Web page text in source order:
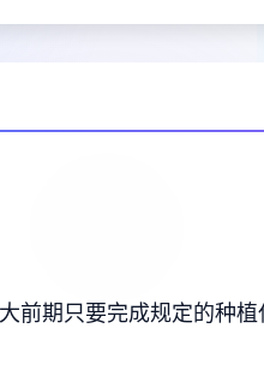
前期只要完成规定的种